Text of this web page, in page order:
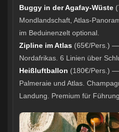
Buggy in der Agafay-Wüste
Mondlandschaft, Atlas-
im Beduinenzelt optional.
Zipline im Atlas (65€/Pers.)
Nordafrikas. 6 Linien über
Heißluftballon (180€/Pers.)
Palmeraie und Atlas.
Landung. Premium für